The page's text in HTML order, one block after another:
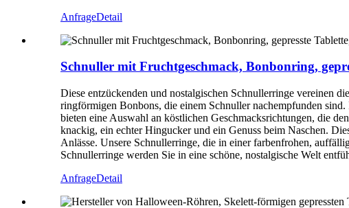
AnfrageDetail
Schnuller mit Fruchtgeschmack, Bonbonring,
Diese entzückenden und nostalgischen Schnullerringe vereinen
ringförmigen Bonbons, die einem Schnuller nachempfunden
bieten eine Auswahl an köstlichen Geschmacksrichtungen, die
knackig, ein echter Hingucker und ein Genuss beim Naschen.
Anlässe. Unsere Schnullerringe, die in einer farbenfrohen,
Schnullerringe werden Sie in eine schöne, nostalgische Welt
AnfrageDetail